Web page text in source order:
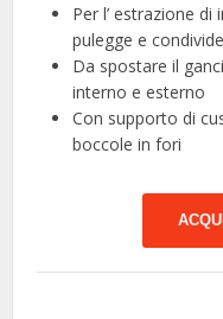
Per l’ estrazione
pulegge e
Da spostare il
interno e esterno
Con supporto di
boccole in fori